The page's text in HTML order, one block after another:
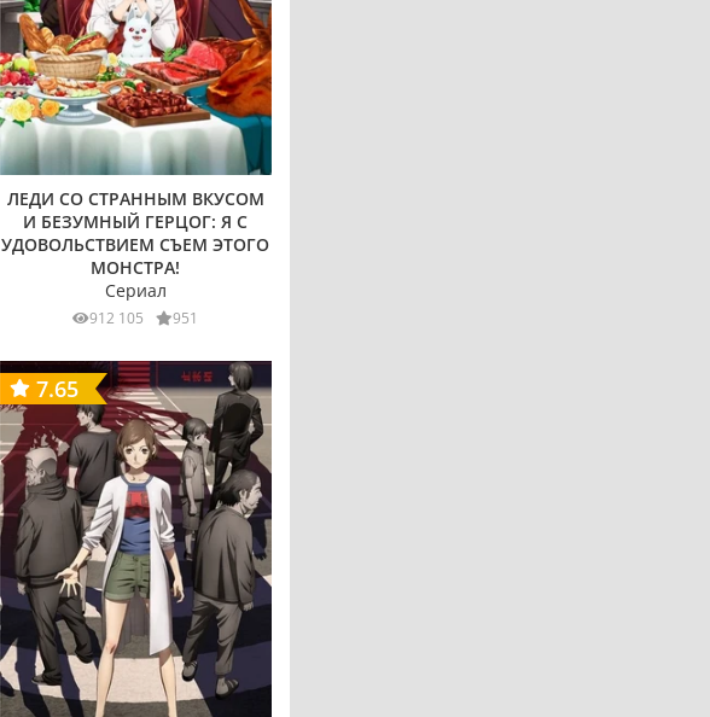
ЛЕДИ СО СТРАННЫМ ВКУСОМ
И БЕЗУМНЫЙ ГЕРЦОГ: Я С
УДОВОЛЬСТВИЕМ СЪЕМ ЭТОГО
МОНСТРА!
Сериал
912 105 951
7.65